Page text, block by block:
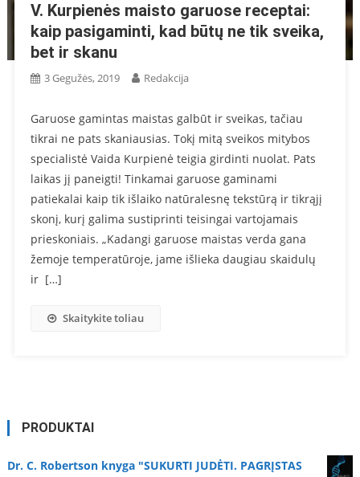
V. Kurpienės maisto garuose receptai:
kaip pasigaminti, kad būtų ne tik sveika,
bet ir skanu
3 Gegužės, 2019 Redakcija
Garuose gamintas maistas galbūt ir sveikas, tačiau
tikrai ne pats skaniausias. Tokį mitą sveikos mitybos
specialistė Vaida Kurpienė teigia girdinti nuolat. Pats
laikas jį paneigti! Tinkamai garuose gaminami
patiekalai kaip tik išlaiko natūralesnę tekstūrą ir tikrąjį
skonį, kurį galima sustiprinti teisingai vartojamais
prieskoniais. „Kadangi garuose maistas verda gana
žemoje temperatūroje, jame išlieka daugiau skaidulų
ir […]
Skaitykite toliau
PRODUKTAI
Dr. C. Robertson knyga "SUKURTI JUDĖTI. PAGRĮSTAS